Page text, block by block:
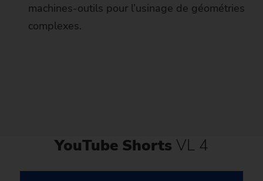
machines-outils pour l’usinage de géométries
complexes.
YouTube Shorts VL 4